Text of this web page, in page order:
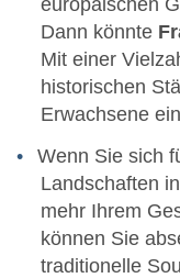
Dann könnte
Mit einer
historischen
Erwachsene
Wenn Sie sich
Landschaften
mehr Ihrem
können Sie
traditionelle